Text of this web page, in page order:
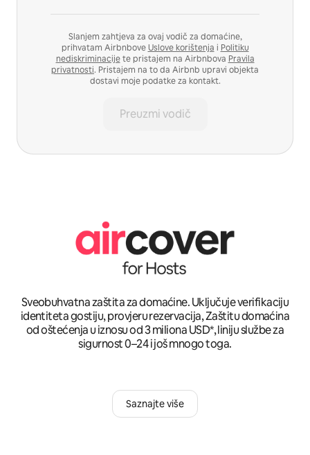
Slanjem zahtjeva za ovaj vodič za domaćine,
prihvatam AirbnboveUslove korištenja i Politiku
nediskriminacijete pristajem na Airbnbova Pravila
privatnosti. Pristajem na to da Airbnb upravi objekta
dostavi moje podatke za kontakt.
Preuzmi vodič
Sveobuhvatna zaštita za domaćine. Uključuje verifikaciju
identiteta gostiju, provjeru rezervacija, Zaštitu domaćina
od oštećenja u iznosu od 3 miliona USD*, liniju službe za
sigurnost 0–24 i još mnogo toga.
Saznajte više